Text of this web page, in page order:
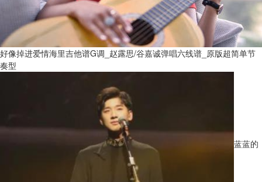
好像掉进爱情海里吉他谱G调_赵露思/谷嘉诚弹唱六线谱_原版超简单节
奏型
蓝蓝的